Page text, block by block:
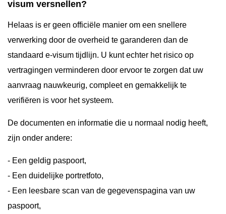
visum versnellen?
Helaas is er geen officiële manier om een snellere
verwerking door de overheid te garanderen dan de
standaard e-visum tijdlijn. U kunt echter het risico op
vertragingen verminderen door ervoor te zorgen dat uw
aanvraag nauwkeurig, compleet en gemakkelijk te
verifiëren is voor het systeem.
De documenten en informatie die u normaal nodig heeft,
zijn onder andere:
- Een geldig paspoort,
- Een duidelijke portretfoto,
- Een leesbare scan van de gegevenspagina van uw
paspoort,